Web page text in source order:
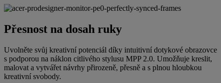
Přesnost na dosah ruky
Uvolněte svůj kreativní potenciál díky intuitivní dotykové obrazovce
s podporou na náklon citlivého stylusu MPP 2.0. Umožňuje kreslit,
malovat a vytvářet návrhy přirozeně, přesně a s plnou hloubkou
kreativní svobody.